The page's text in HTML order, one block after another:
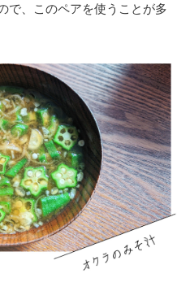
で、このペアを使うことが多